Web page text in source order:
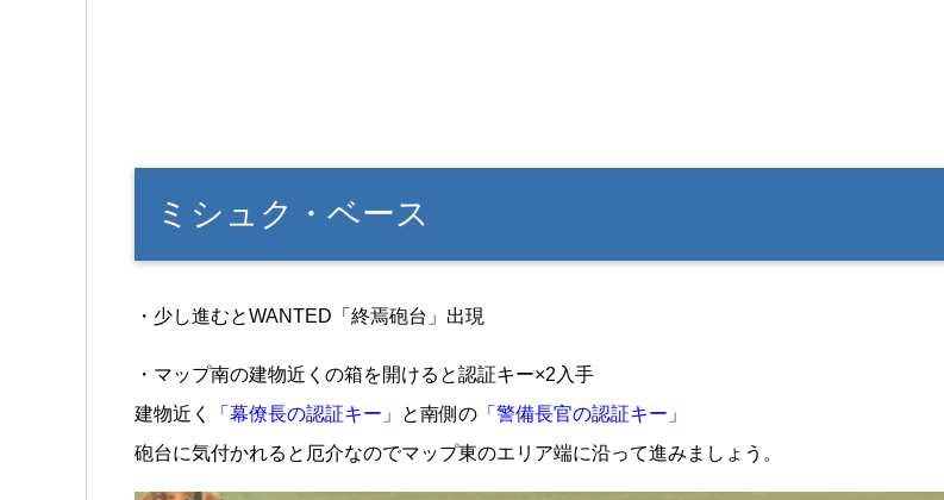
ミシュク・ベース
・少し進むとWANTED「終焉砲台」出現
・マップ南の建物近くの箱を開けると認証キー×2入手
建物近く
「幕僚長の認証キー」 と南側の 「警備長官の認証キー」
砲台に気付かれると厄介なのでマップ東のエリア端に沿って進みましょう。